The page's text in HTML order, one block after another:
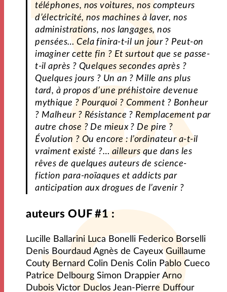
téléphones, nos voitures, nos compteurs
d’électricité, nos machines à laver, nos
administrations, nos langages, nos
pensées… Cela finira-t-il un jour ? Peut-on
imaginer cette fin ? Et surtout que se passe-
t-il après ? Quelques secondes après ?
Quelques jours ? Un an ? Mille ans plus
tard, à propos d’une préhistoire devenue
mythique ? Pourquoi ? Comment ? Bonheur
? Malheur ? Résistance ? Remplacement par
autre chose ? De mieux ? De pire ?
Évolution ? Ou encore : l’ordinateur a-t-il
vraiment existé ?… ailleurs que dans les
rêves de quelques auteurs de science-
fiction para-noïaques et addicts par
anticipation aux drogues de l’avenir ?
auteurs OUF #1 :
Lucille Ballarini Luca Bonelli Federico Borselli
Denis Bourdaud Agnès de Cayeux Guillaume
Couty Bernard Colin Denis Colin Pablo Cueco
Patrice Delbourg Simon Drappier Arno
Dubois Victor Duclos Jean-Pierre Duffour